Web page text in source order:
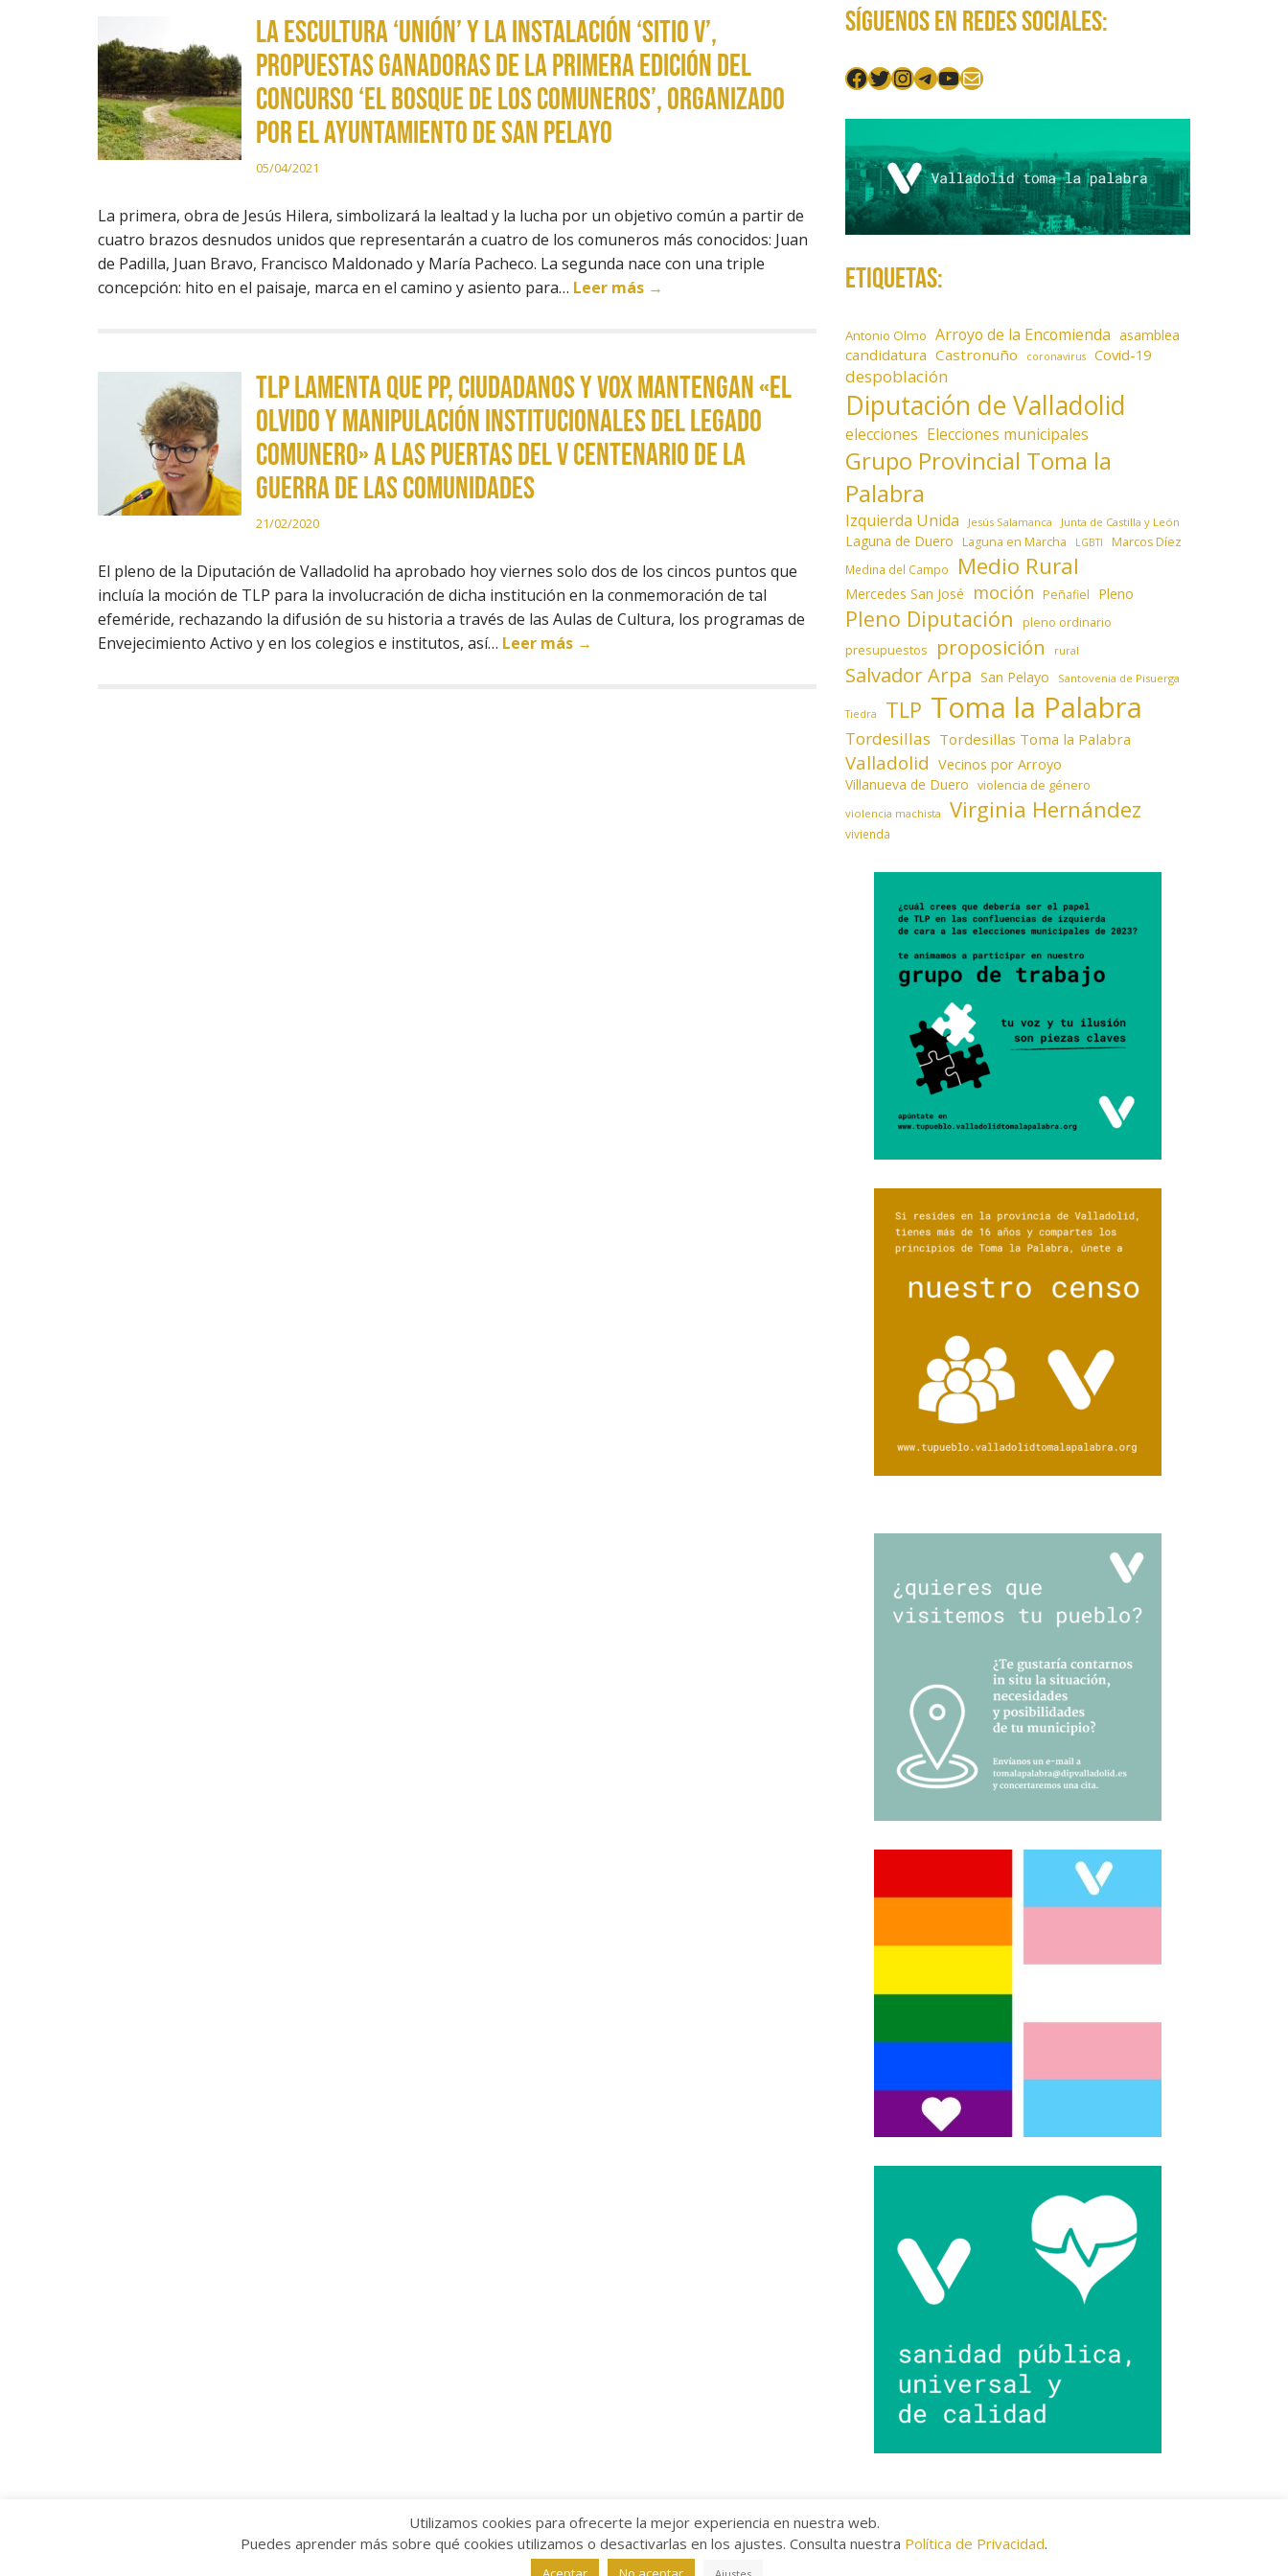
La escultura ‘Unión’ y la instalación ‘Sitio V’,
propuestas ganadoras de la primera edición del
concurso ‘El bosque de los comuneros’, organizado
por el Ayuntamiento de San Pelayo
05/04/2021
La primera, obra de Jesús Hilera, simbolizará la lealtad y la lucha por un objetivo común a partir de
cuatro brazos desnudos unidos que representarán a cuatro de los comuneros más conocidos: Juan
de Padilla, Juan Bravo, Francisco Maldonado y María Pacheco. La segunda nace con una triple
concepción: hito en el paisaje, marca en el camino y asiento para… Leer más →
TLP lamenta que PP, Ciudadanos y VOX mantengan «el
olvido y manipulación institucionales del legado
comunero» a las puertas del V Centenario de la
Guerra de las Comunidades
21/02/2020
El pleno de la Diputación de Valladolid ha aprobado hoy viernes solo dos de los cincos puntos que
incluía la moción de TLP para la involucración de dicha institución en la conmemoración de tal
efeméride, rechazando la difusión de su historia a través de las Aulas de Cultura, los programas de
Envejecimiento Activo y en los colegios e institutos, así… Leer más →
Síguenos en redes sociales:
Facebook
Twitter
Instagram
Telegram
YouTube
Mail
Etiquetas:
Antonio Olmo Arroyo de la Encomienda asamblea
candidatura Castronuño coronavirus Covid-19
despoblación
Diputación de Valladolid
elecciones Elecciones municipales
Grupo Provincial Toma la
Palabra
Izquierda Unida Jesús Salamanca Junta de Castilla y León
Laguna de Duero Laguna en Marcha LGBTI Marcos Díez
Medina del Campo Medio Rural
Mercedes San José moción Peñafiel Pleno
Pleno Diputación pleno ordinario
presupuestos proposición rural
Salvador Arpa San Pelayo Santovenia de Pisuerga
Tiedra TLP Toma la Palabra
Tordesillas Tordesillas Toma la Palabra
Valladolid Vecinos por Arroyo
Villanueva de Duero violencia de género
violencia machista Virginia Hernández
vivienda
Aviso legal/Política de Privacidad /
Utilizamos cookies para ofrecerte la mejor experiencia en nuestra web.
Puedes aprender más sobre qué cookies utilizamos o desactivarlas en los ajustes. Consulta nuestra Política de Privacidad.